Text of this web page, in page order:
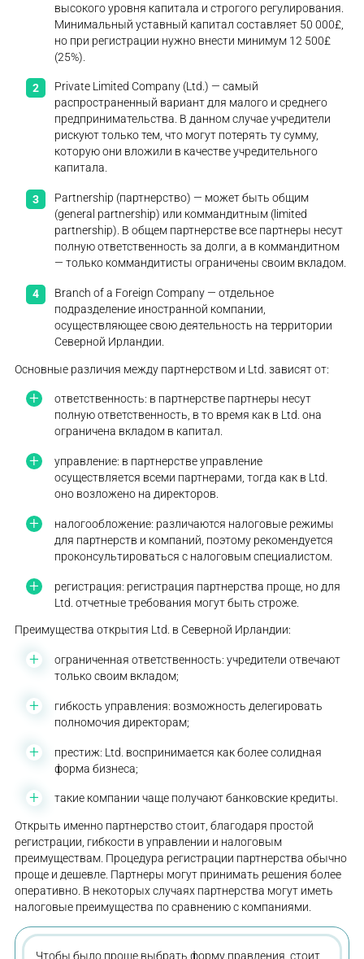
высокого уровня капитала и строгого регулирования.
Минимальный уставный капитал составляет 50 000£,
но при регистрации нужно внести минимум 12 500£
(25%).
Private Limited Company (Ltd.) — самый
распространенный вариант для малого и среднего
предпринимательства. В данном случае учредители
рискуют только тем, что могут потерять ту сумму,
которую они вложили в качестве учредительного
капитала.
Partnership (партнерство) — может быть общим
(general partnership) или коммандитным (limited
partnership). В общем партнерстве все партнеры несут
полную ответственность за долги, а в коммандитном
— только коммандитисты ограничены своим вкладом.
Branch of a Foreign Company — отдельное
подразделение иностранной компании,
осуществляющее свою деятельность на территории
Северной Ирландии.
Основные различия между партнерством и Ltd. зависят от:
ответственность: в партнерстве партнеры несут
полную ответственность, в то время как в Ltd. она
ограничена вкладом в капитал.
управление: в партнерстве управление
осуществляется всеми партнерами, тогда как в Ltd.
оно возложено на директоров.
налогообложение: различаются налоговые режимы
для партнерств и компаний, поэтому рекомендуется
проконсультироваться с налоговым специалистом.
регистрация: регистрация партнерства проще, но для
Ltd. отчетные требования могут быть строже.
Преимущества открытия Ltd. в Северной Ирландии:
ограниченная ответственность: учредители отвечают
только своим вкладом;
гибкость управления: возможность делегировать
полномочия директорам;
престиж: Ltd. воспринимается как более солидная
форма бизнеса;
такие компании чаще получают банковские кредиты.
Открыть именно партнерство стоит, благодаря простой
регистрации, гибкости в управлении и налоговым
преимуществам. Процедура регистрации партнерства обычно
проще и дешевле. Партнеры могут принимать решения более
оперативно. В некоторых случаях партнерства могут иметь
налоговые преимущества по сравнению с компаниями.
Чтобы было проще выбрать форму правления, стоит